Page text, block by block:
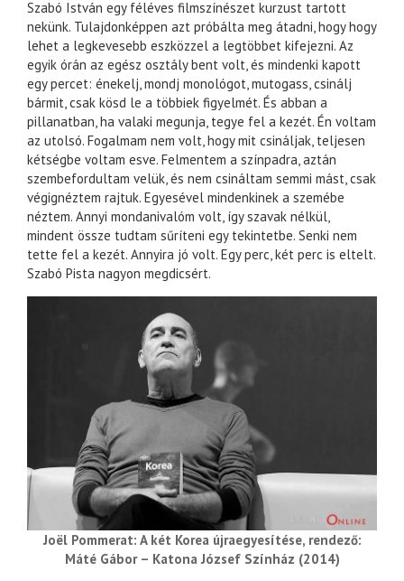
Szabó István egy féléves filmszínészet kurzust tartott
nekünk. Tulajdonképpen azt próbálta meg átadni, hogy hogy
lehet a legkevesebb eszközzel a legtöbbet kifejezni. Az
egyik órán az egész osztály bent volt, és mindenki kapott
egy percet: énekelj, mondj monológot, mutogass, csinálj
bármit, csak kösd le a többiek figyelmét. És abban a
pillanatban, ha valaki megunja, tegye fel a kezét. Én voltam
az utolsó. Fogalmam nem volt, hogy mit csináljak, teljesen
kétségbe voltam esve. Felmentem a színpadra, aztán
szembefordultam velük, és nem csináltam semmi mást, csak
végignéztem rajtuk. Egyesével mindenkinek a szemébe
néztem. Annyi mondanivalóm volt, így szavak nélkül,
mindent össze tudtam sűríteni egy tekintetbe. Senki nem
tette fel a kezét. Annyira jó volt. Egy perc, két perc is eltelt.
Szabó Pista nagyon megdicsért.
Joël Pommerat: A két Korea újraegyesítése, rendező:
Máté Gábor – Katona József Színház (2014)